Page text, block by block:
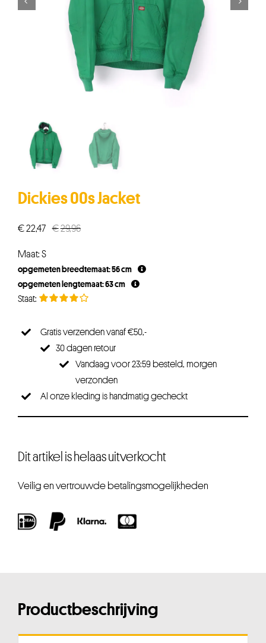
Dickies 00s Jacket
€29,96Oorspronkelijke
€29,96.
€22,47
Huidige
€22,47.
Maat: S
opgemeten breedtemaat: 56 cm
opgemeten lengtemaat: 63 cm
Gratis verzenden vanaf €50,-
30 dagen retour
Vandaag voor 23:59 besteld, morgen
verzonden
Al onze kleding is handmatig gecheckt
Dit artikel is helaas uitverkocht
Veilig en vertrouwde betalingsmogelijkheden
Productbeschrijving